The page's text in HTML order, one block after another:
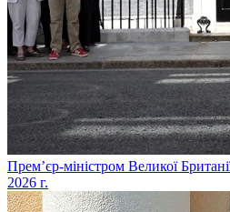
​Прем’єр-міністром Великої
2026 г.